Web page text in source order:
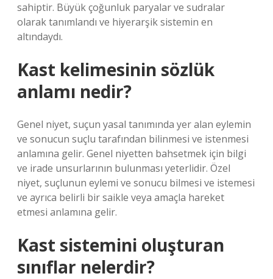
sahiptir. Büyük çoğunluk paryalar ve sudralar
olarak tanımlandı ve hiyerarşik sistemin en
altındaydı.
Kast kelimesinin sözlük
anlamı nedir?
Genel niyet, suçun yasal tanımında yer alan eylemin
ve sonucun suçlu tarafından bilinmesi ve istenmesi
anlamına gelir. Genel niyetten bahsetmek için bilgi
ve irade unsurlarının bulunması yeterlidir. Özel
niyet, suçlunun eylemi ve sonucu bilmesi ve istemesi
ve ayrıca belirli bir saikle veya amaçla hareket
etmesi anlamına gelir.
Kast sistemini oluşturan
sınıflar nelerdir?